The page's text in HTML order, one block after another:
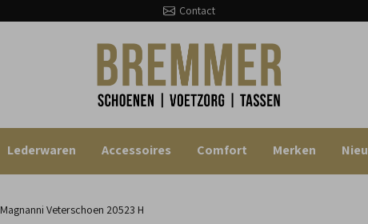
Contact
Lederwaren Accessoires Comfort Merken
Magnanni Veterschoen 20523 H